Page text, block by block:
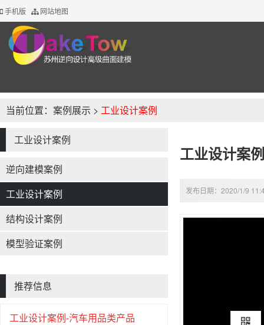
手机版 网站地图
当前位置： 案例展示 > 工业设计案例
工业设计案例
逆向建模案例
工业设计案例
结构设计案例
模型验证案例
推荐信息
工业设计案例-汽车用品类产品
工业设计案
发布日期：2020/1/9